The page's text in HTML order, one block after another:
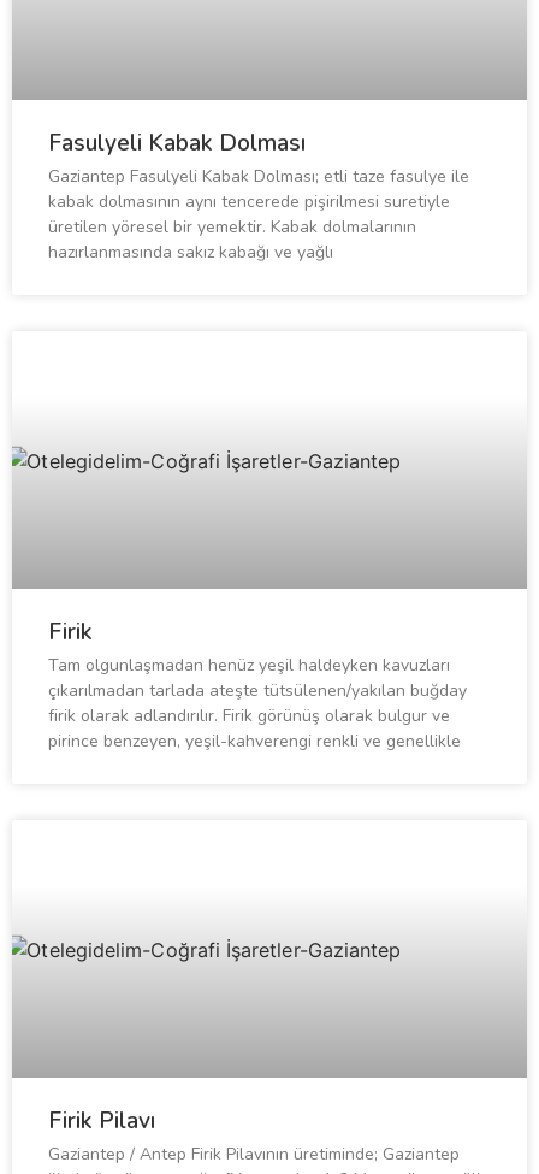
Fasulyeli Kabak Dolması
Gaziantep Fasulyeli Kabak Dolması; etli taze fasulye ile
kabak dolmasının aynı tencerede pişirilmesi suretiyle
üretilen yöresel bir yemektir. Kabak dolmalarının
hazırlanmasında sakız kabağı ve yağlı
Firik
Tam olgunlaşmadan henüz yeşil haldeyken kavuzları
çıkarılmadan tarlada ateşte tütsülenen/yakılan buğday
firik olarak adlandırılır. Firik görünüş olarak bulgur ve
pirince benzeyen, yeşil-kahverengi renkli ve genellikle
Firik Pilavı
Gaziantep / Antep Firik Pilavının üretiminde; Gaziantep